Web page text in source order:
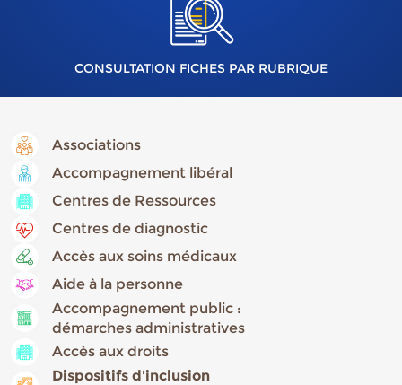
CONSULTATION FICHES PAR RUBRIQUE
Associations
Accompagnement libéral
Centres de Ressources
Centres de diagnostic
Accès aux soins médicaux
Aide à la personne
Accompagnement public :
démarches administratives
Accès aux droits
Dispositifs d'inclusion